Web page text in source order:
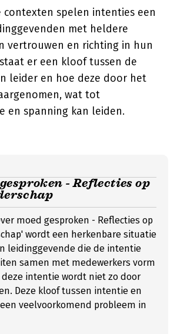
contexten spelen intenties een
met heldere
vertrouwen en richting in hun
er een kloof tussen de
leider en hoe deze door het
wat tot
en spanning kan leiden.
- Reflecties op
moed gesproken - Reflecties op
wordt een herkenbare situatie
leidinggevende die de intentie
samen met medewerkers vorm
intentie wordt niet zo door
Deze kloof tussen intentie en
veelvoorkomend probleem in